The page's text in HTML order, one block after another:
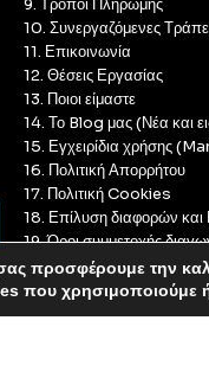
για δοκιμαστικούς
9. Τρόποι Πληρωμής
10. Συνεργαζόμενες
11. Επικοινωνία
12. Θέσεις Εργασίας
13. Ποιοι είμαστε
14. Το Blog μας (Νέα και
15. Εγχειρίδια χρήσης
16. Πολιτική Απορρήτου
17. Πολιτική Cookies
18. Επίλυση διαφορών
19. Όροι συμμετοχής
20. GDPR Compliant
προσφέρουμε την
που χρησιμοποιούμε